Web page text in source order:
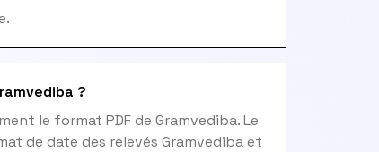
?
le format PDF de Gramvediba. Le
de date des relevés Gramvediba et